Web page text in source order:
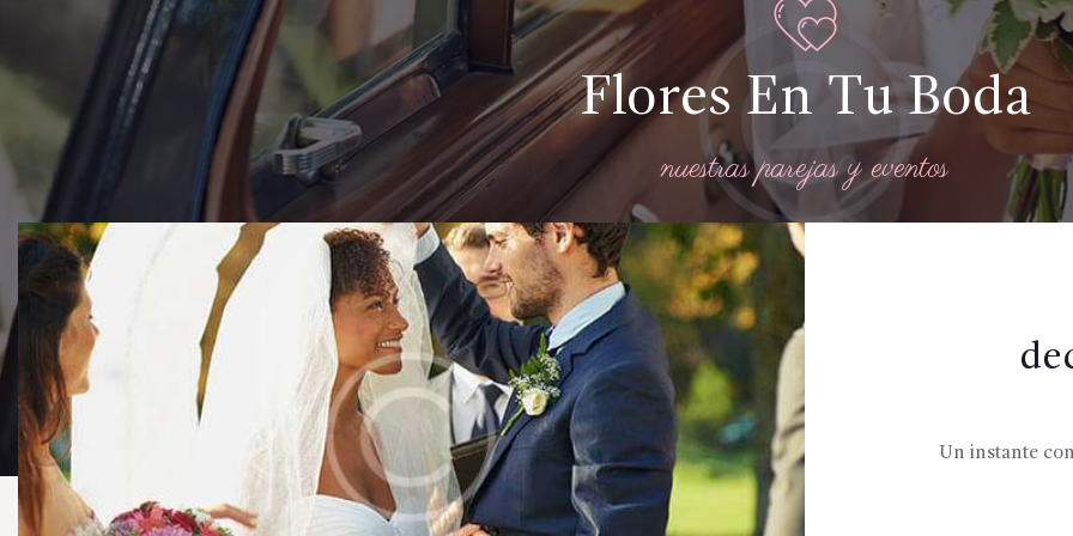
Flores En Tu Boda
nuestras parejas y eventos
Un instante